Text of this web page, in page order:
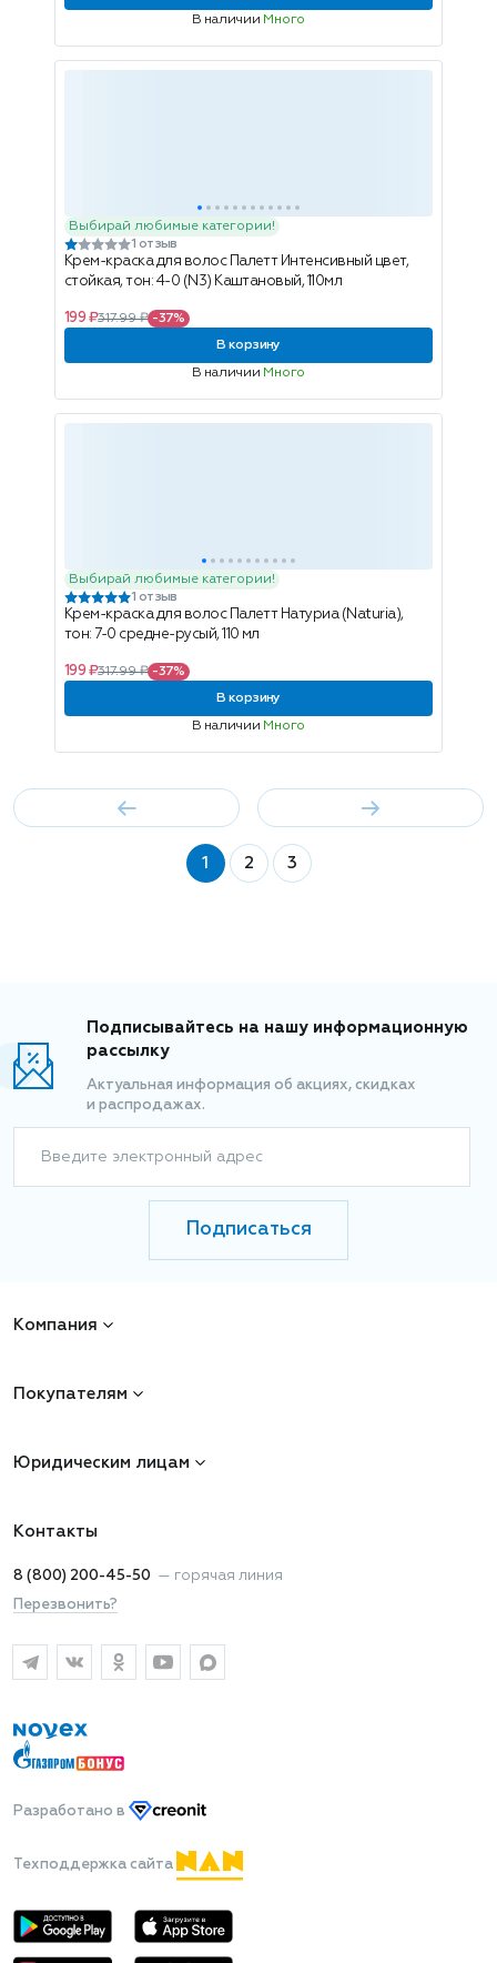
В наличии Много
Выбирай любимые категории!
1 отзыв
Крем-краска для волос Палетт Интенсивный цвет,
стойкая, тон: 4-0 (N3) Каштановый, 110мл
199 ₽317.99 ₽ -37%
В корзину
В наличии Много
Выбирай любимые категории!
1 отзыв
Крем-краска для волос Палетт Натуриа (Naturia),
тон: 7-0 средне-русый, 110 мл
199 ₽317.99 ₽ -37%
В корзину
В наличии Много
1 2 3
Подписывайтесь на нашу информационную
рассылку
Актуальная информация об акциях, скидках
и распродажах.
Введите электронный адрес
Подписаться
Компания
Покупателям
Юридическим лицам
Контакты
8 (800) 200-45-50 — горячая линия
Перезвонить?
Разработано в
Техподдержка сайта